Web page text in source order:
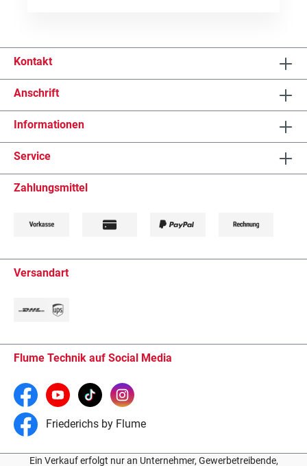
2625001
Kontakt
Anschrift
Informationen
Service
Zahlungsmittel
Versandart
Flume Technik auf Social Media
Friederichs by Flume
Ein Verkauf erfolgt nur an Unternehmer, Gewerbetreibende,